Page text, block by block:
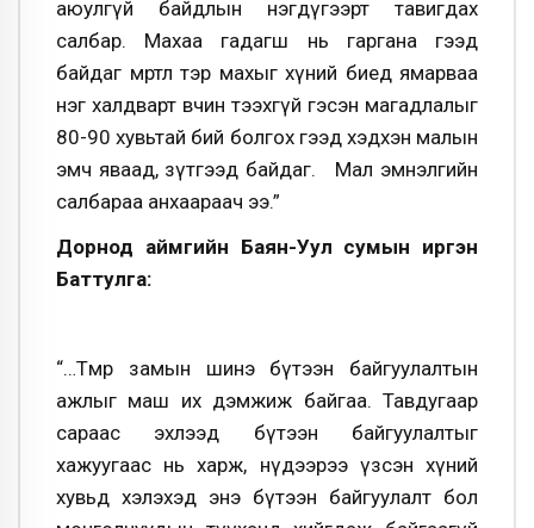
аюулгүй байдлын нэгдүгээрт тавигдах
салбар. Махаа гадагш нь гаргана гээд
байдаг мөртлөө тэр махыг хүний биед ямарваа
нэг халдварт өвчин тээхгүй гэсэн магадлалыг
80-90 хувьтай бий болгох гээд хэдхэн малын
эмч яваад, зүтгээд байдаг. Мал эмнэлгийн
салбараа анхаараач ээ.”
Дорнод аймгийн Баян-Уул сумын иргэн
Баттулга:
“…Төмөр замын шинэ бүтээн байгуулалтын
ажлыг маш их дэмжиж байгаа. Тавдугаар
сараас эхлээд бүтээн байгуулалтыг
хажуугаас нь харж, нүдээрээ үзсэн хүний
хувьд хэлэхэд энэ бүтээн байгуулалт бол